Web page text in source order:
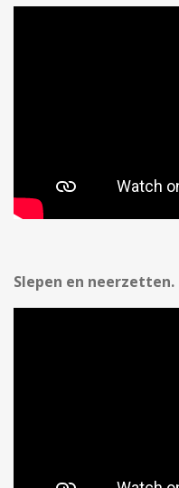
Slepen en neerzetten.